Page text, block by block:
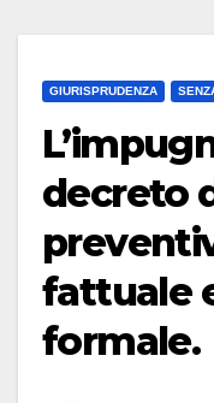
GIURISPRUDENZA
decreto
fattuale
formale.